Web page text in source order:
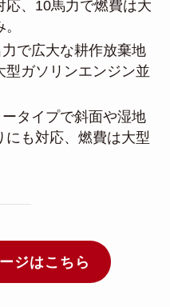
、10馬力で燃費は大
で広大な耕作放棄地
ガソリンエンジン並
タイプで斜面や湿地
も対応、燃費は大型
ジはこちら